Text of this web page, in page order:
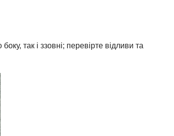
так і ззовні; перевірте відливи та